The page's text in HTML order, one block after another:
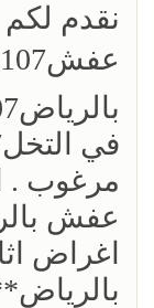
نقدم
مرغوب .
عفش